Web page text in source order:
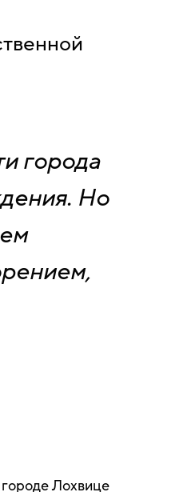
города
Но
Лохвице